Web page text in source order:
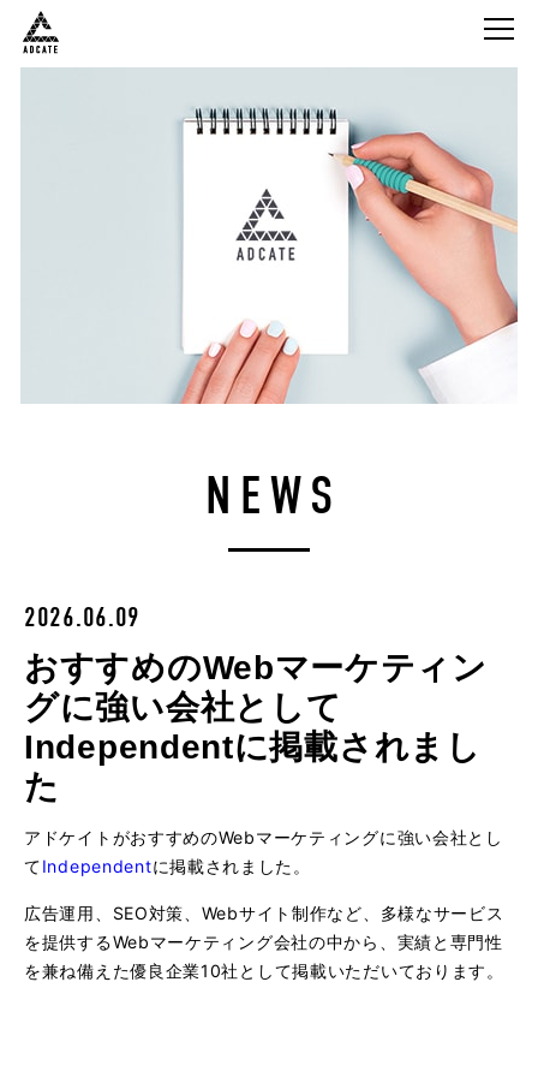
NEWS
2026.06.09
おすすめのWebマーケティン
グに強い会社として
Independentに掲載されまし
た
アドケイトがおすすめのWebマーケティングに強い会社とし
てIndependentに掲載されました。
広告運用、SEO対策、Webサイト制作など、多様なサービス
を提供するWebマーケティング会社の中から、実績と専門性
を兼ね備えた優良企業10社として掲載いただいております。